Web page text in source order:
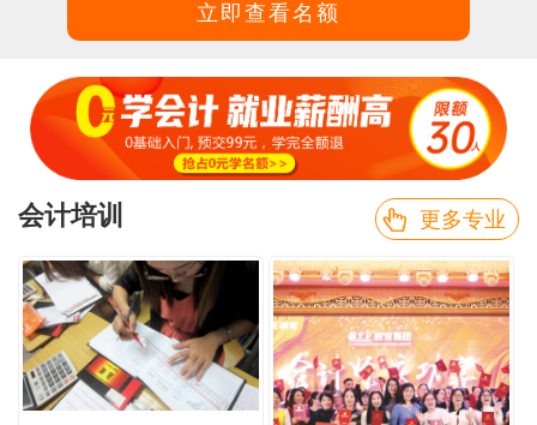
立即查看名额
会计培训 更多专业